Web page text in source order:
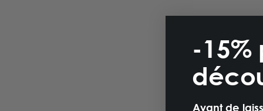
-15%
Avant de